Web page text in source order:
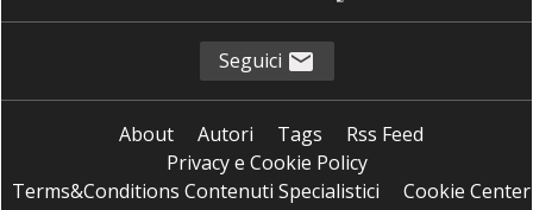
Seguici
About Autori Tags
Rss Feed
Privacy e Cookie Policy
Terms&Conditions Contenuti Specialistici
Cookie Center